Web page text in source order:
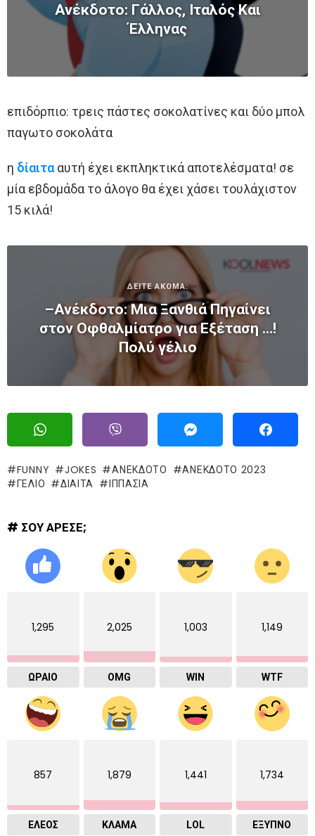
Ανέκδοτο: Γάλλος, Ιταλός Και
Έλληνας
επιδόρπιο: τρεις πάστες σοκολατίνες και δύο μπολ
παγωτο σοκολάτα
η δίαιτααυτή έχει εκπληκτικά αποτελέσματα! σε
μία εβδομάδα το άλογο θα έχει χάσει τουλάχιστον
15 κιλά!
ΔΕΙΤΕ ΑΚΟΜΑ:
–Ανέκδοτο: Μια Ξανθιά Πηγαίνει
στον Οφθαλμίατρο για Εξέταση …!
Πολύ γέλιο
FUNNY JOKES ΑΝΕΚΔΟΤΟ
ΑΝΕΚΔΟΤΟ 2023
ΓΈΛΙΟ
ΔΊΑΙΤΑ ΙΠΠΑΣΊΑ
# ΣΟΥ ΑΡΕΣΕ;
1,295
ΩΡΑΙΟ
2,025
OMG
1,003
WIN
1,149
WTF
857
ΕΛΕΟΣ
1,879
ΚΛΑΜΑ
1,441
LOL
1,734
ΈΞΥΠΝΟ